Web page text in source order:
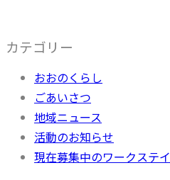
カテゴリー
おおのくらし
ごあいさつ
地域ニュース
活動のお知らせ
現在募集中のワークステイ